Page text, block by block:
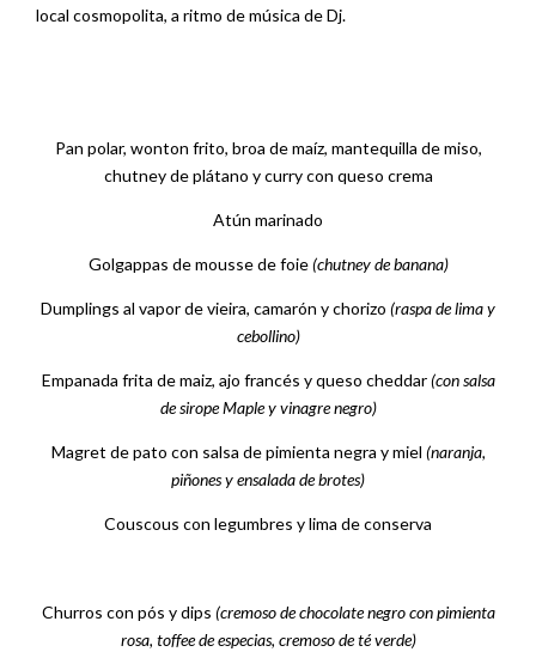
local cosmopolita, a ritmo de música de Dj.
Pan polar, wonton frito, broa de maíz, mantequilla de miso,
chutney de plátano y curry con queso crema
Atún marinado
Golgappas de mousse de foie(chutney de banana)
Dumplings al vapor de vieira, camarón y chorizo (raspa de lima y
cebollino)
Empanada frita de maiz, ajo francés y queso cheddar(con salsa
de sirope Maple y vinagre negro)
Magret de pato con salsa de pimienta negra y miel (naranja,
piñones y ensalada de brotes)
Couscous con legumbres y lima de conserva
Churros con pós y dips (cremoso de chocolate negro con pimienta
rosa, toffee de especias, cremoso de té verde)